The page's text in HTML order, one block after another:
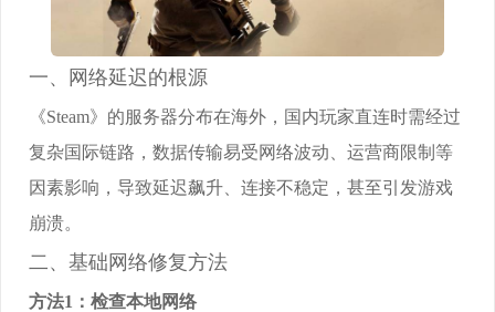
一、网络延迟的根源
《Steam》的服务器分布在海外，国内玩家直连时需经过
复杂国际链路，数据传输易受网络波动、运营商限制等
因素影响，导致延迟飙升、连接不稳定，甚至引发游戏
崩溃。
二、基础网络修复方法
方法1：检查本地网络